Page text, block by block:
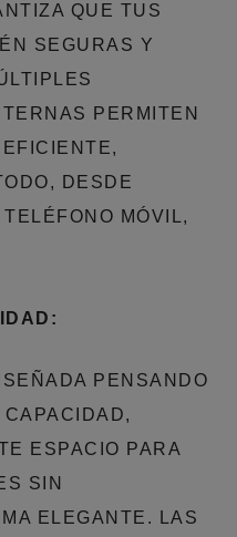
QUE TUS
SEGURAS Y
PERMITEN
DESDE
MÓVIL,
PENSANDO
ESPACIO PARA
SIN
ELEGANTE. LAS